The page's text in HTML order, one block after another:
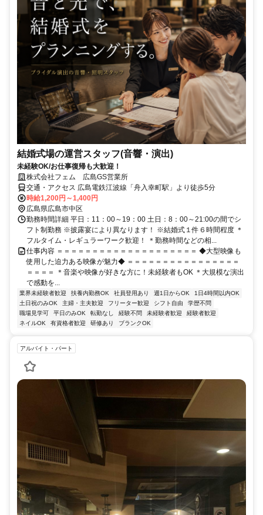
結婚式場の運営スタッフ(音響・演出)
未経験OK/お仕事復帰も大歓迎！
株式会社フェム 広島GS営業所
交通・アクセス 広島電鉄江波線「舟入幸町駅」より徒歩5分
時給1,200円～1,400円
広島県広島市中区
勤務時間詳細 平日：11：00～19：00 土日：8：00～21:00の間でシ
フト制勤務 ※披露宴により異なります！ ※結婚式１件６時間程度 ＊
フルタイム・レギュラーワーク歓迎！ ＊勤務時間などの相...
仕事内容 ＝＝＝＝＝＝＝＝＝＝＝＝＝＝＝＝＝＝＝＝ ◆大型映像も
使用した迫力ある映像が魅力◆ ＝＝＝＝＝＝＝＝＝＝＝＝＝＝＝＝
＝＝＝＝ ＊音楽や映像が好きな方に！未経験者もOK ＊大規模な演出
で感動を...
業界未経験者歓迎 扶養内勤務OK 社員登用あり 週1日からOK
1日4時間以内OK
土日祝のみOK
主婦・主夫歓迎 フリーター歓迎 シフト自由
学歴不問
職場見学可
平日のみOK 転勤なし 経験不問 未経験者歓迎
経験者歓迎
ネイルOK
有資格者歓迎 研修あり ブランクOK
アルバイト・パート